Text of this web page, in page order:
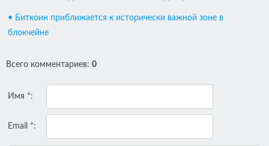
• Биткоин приближается к исторически важной зоне в
блокчейне
Всего комментариев: 0
Имя *:
Email *: